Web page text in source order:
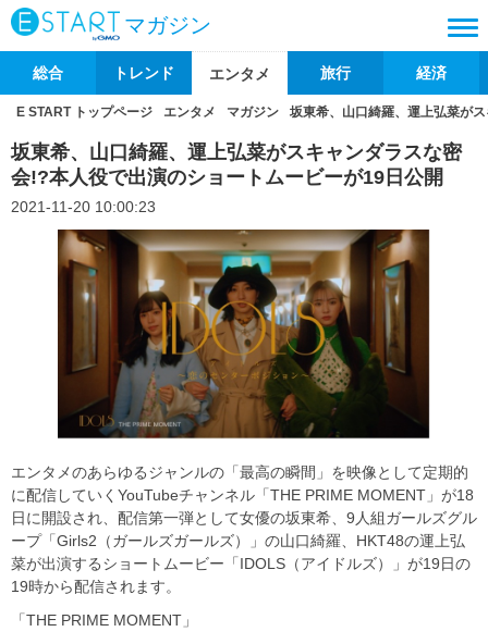
マガジン
総合 トレンド エンタメ 旅行 経済
E START トップページ エンタメ マガジン 坂東希、山口綺羅、運上弘菜が
坂東希、山口綺羅、運上弘菜がスキャンダラスな密
会!?本人役で出演のショートムービーが19日公開
2021-11-20 10:00:23
エンタメのあらゆるジャンルの「最高の瞬間」を映像として定期的
に配信していくYouTubeチャンネル「THE PRIME MOMENT」が18
日に開設され、配信第一弾として女優の坂東希、9人組ガールズグル
ープ「Girls2（ガールズガールズ）」の山口綺羅、HKT48の運上弘
菜が出演するショートムービー「IDOLS（アイドルズ）」が19日の
19時から配信されます。
「THE PRIME MOMENT」